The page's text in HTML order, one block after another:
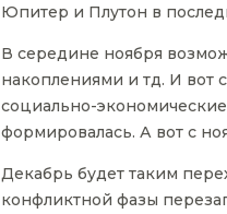
Юпитер и Плутон в
В середине ноября
накоплениями и тд. И вот
социально-
формировалась. А вот с
Декабрь будет таким
конфликтной фазы